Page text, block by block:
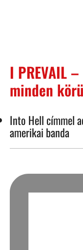
I PREVAIL
minden
Into Hell címmel
amerikai banda